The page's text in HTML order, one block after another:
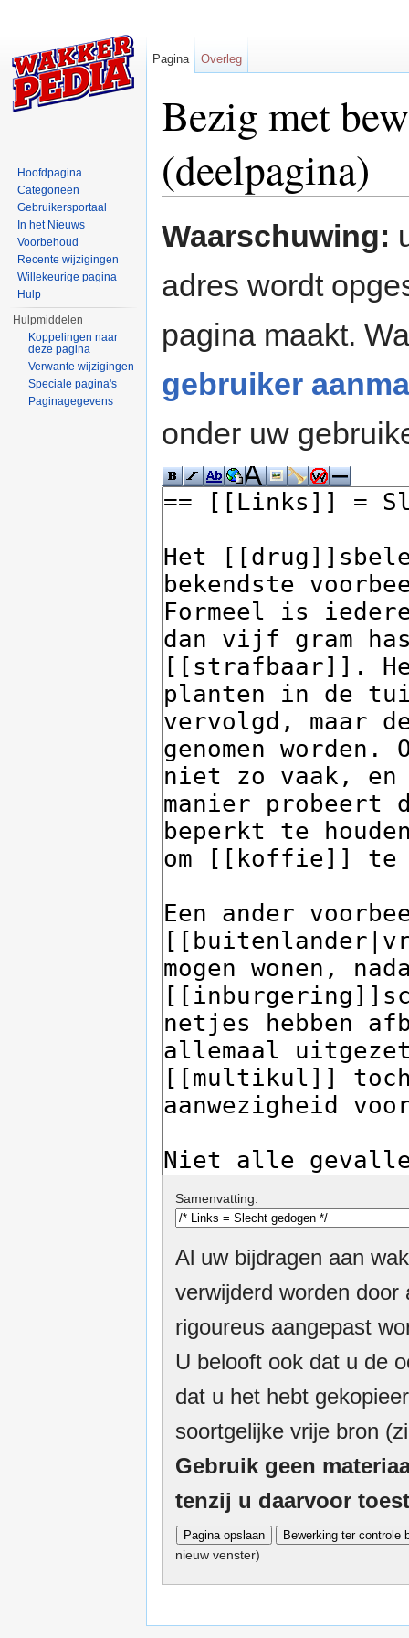
Bezig met
(deelpagina)
Waarschuwing:
adres wordt
pagina maakt.
gebruiker
onder uw
Samenvatting:
Al uw bijdragen aan
verwijderd worden
rigoureus aangepast
U belooft ook dat u de
dat u het hebt
soortgelijke vrije bron
Gebruik geen
tenzij u daarvoor
nieuw venster)
Pagina Overleg
Hoofdpagina
Categorieën
Gebruikersportaal
In het Nieuws
Voorbehoud
Recente wijzigingen
Willekeurige pagina
Hulp
Hulpmiddelen
Koppelingen naar
deze pagina
Verwante wijzigingen
Speciale pagina's
Paginagegevens